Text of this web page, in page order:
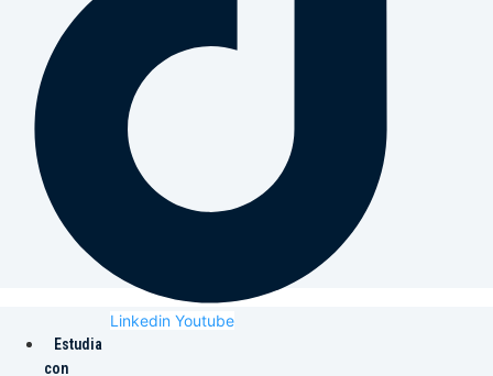
Linkedin Youtube
Estudia
con